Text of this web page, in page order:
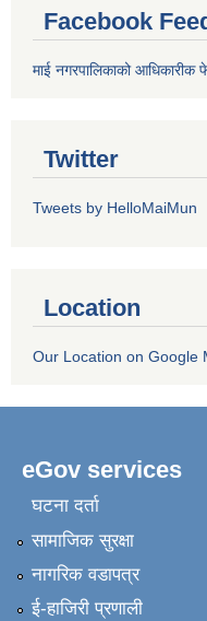
Facebook
माई नगरपालिकाको
Twitter
Tweets by HelloMaiMun
Location
Our Location on Google
eGov services
घटना दर्ता
सामाजिक सुरक्षा
नागरिक वडापत्र
ई-हाजिरी प्रणाली